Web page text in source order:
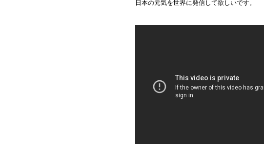
日本の元気を世界に発信して欲しいです。